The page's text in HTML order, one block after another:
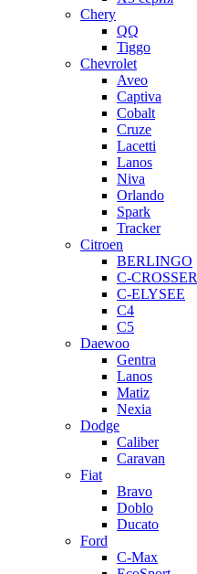
Chery
QQ
Tiggo
Chevrolet
Aveo
Captiva
Cobalt
Cruze
Lacetti
Lanos
Niva
Orlando
Spark
Tracker
Citroen
BERLINGO
C-CROSSER
C-ELYSEE
C4
C5
Daewoo
Gentra
Lanos
Matiz
Nexia
Dodge
Caliber
Caravan
Fiat
Bravo
Doblo
Ducato
Ford
C-Max